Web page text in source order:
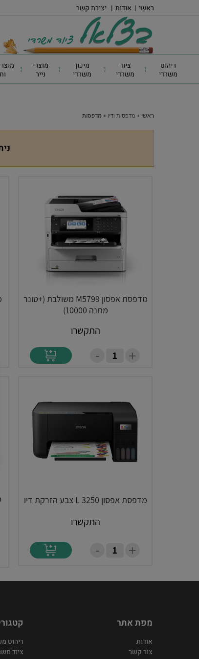
ראשי | אודות | יצירת קשר
ריהוט
משרדי
ציוד
משרדי
מיכון
משרדי
מוצרי
נייר
ראשי > מדפסות ודיו > מדפסות
מדפסת אפסון M5799 משולבת (+טונר
מתנה 10000)
התקשרו
+
-
מדפסת אפסון L 3250 צבע הזרקת דיו
התקשרו
+
-
מפת אתר
אודות
צור קשר
ריהוט
ציוד